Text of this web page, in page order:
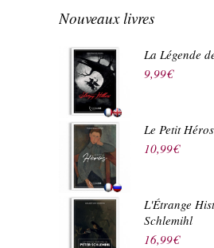
Nouveaux livres
La Légende
9,99€
Le Petit Héros
10,99€
L'Étrange
Schlemihl
16,99€